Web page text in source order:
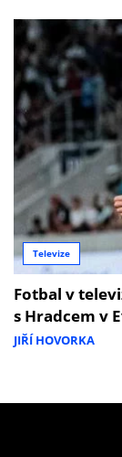
Televize
Fotbal v
s Hradcem v
JIŘÍ HOVORKA